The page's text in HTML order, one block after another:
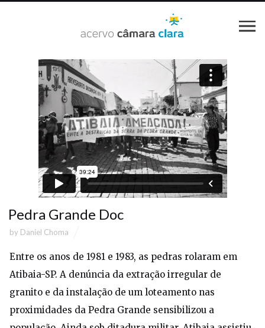
Pedra Grande Doc
by Daniel Choma
Entre os anos de 1981 e 1983, as pedras rolaram em
Atibaia-SP. A denúncia da extração irregular de
granito e da instalação de um loteamento nas
proximidades da Pedra Grande sensibilizou a